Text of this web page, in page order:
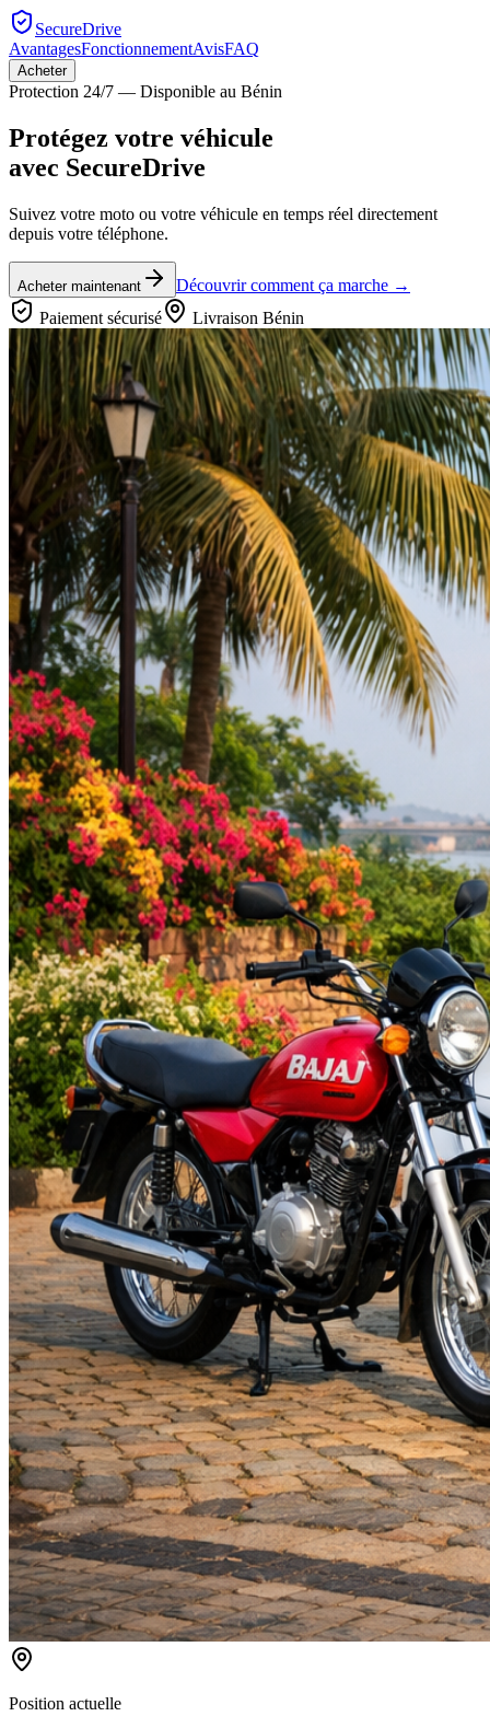
SecureDrive
AvantagesFonctionnementAvisFAQ
Acheter
Protection 24/7 — Disponible au Bénin
Protégez votre véhicule
avec SecureDrive
Suivez votre moto ou votre véhicule en temps réel directement
depuis votre téléphone.
Acheter maintenant
Découvrir comment ça marche →
Paiement sécurisé
Livraison Bénin
Position actuelle